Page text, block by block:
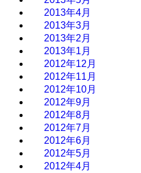
2013年4月
2013年3月
2013年2月
2013年1月
2012年12月
2012年11月
2012年10月
2012年9月
2012年8月
2012年7月
2012年6月
2012年5月
2012年4月